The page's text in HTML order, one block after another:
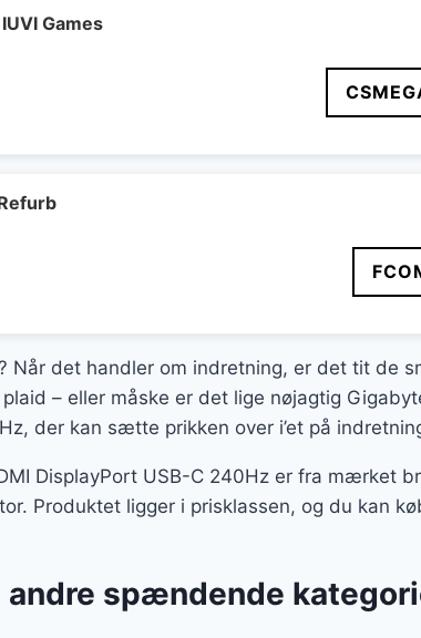
Games
Når det handler om indretning, er det tit de
– eller måske er det lige nøjagtig
der kan sætte prikken over i’et på
DisplayPort USB-C 240Hz er fra mærket
Produktet ligger i prisklassen, og du kan
andre spændende